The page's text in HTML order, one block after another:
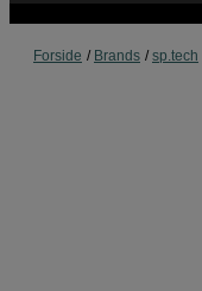
Forside Brands sp.tech